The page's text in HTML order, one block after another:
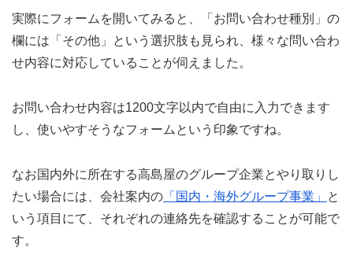
実際にフォームを開いてみると、「お問い合わせ種別」の
欄には「その他」という選択肢も見られ、様々な問い合わ
せ内容に対応していることが伺えました。
お問い合わせ内容は1200文字以内で自由に入力できます
し、使いやすそうなフォームという印象ですね。
なお国内外に所在する高島屋のグループ企業とやり取りし
たい場合には、会社案内の 「国内・海外グループ事業」
と
いう項目にて、それぞれの連絡先を確認することが可能で
す。